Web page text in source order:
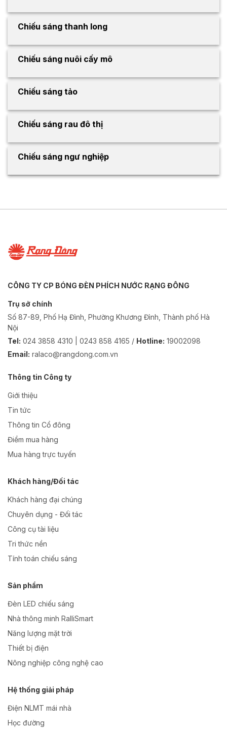
Chiếu sáng thanh long
Chiếu sáng nuôi cấy mô
Chiếu sáng tảo
Chiếu sáng rau đô thị
Chiếu sáng ngư nghiệp
CÔNG TY CP BÓNG ĐÈN PHÍCH NƯỚC RẠNG ĐÔNG
Trụ sở chính
Số 87-89, Phố Hạ Đình, Phường Khương Đình, Thành phố Hà
Nội
Tel: 024 3858 4310 | 0243 858 4165 / Hotline: 19002098
Email: ralaco@rangdong.com.vn
Thông tin Công ty
Giới thiệu
Tin tức
Thông tin Cổ đông
Điểm mua hàng
Mua hàng trực tuyến
Khách hàng/Đối tác
Khách hàng đại chúng
Chuyên dụng - Đối tác
Công cụ tài liệu
Tri thức nền
Tính toán chiếu sáng
Sản phẩm
Đèn LED chiếu sáng
Nhà thông minh RalliSmart
Năng lượng mặt trời
Thiết bị điện
Nông nghiệp công nghệ cao
Hệ thống giải pháp
Điện NLMT mái nhà
Học đường